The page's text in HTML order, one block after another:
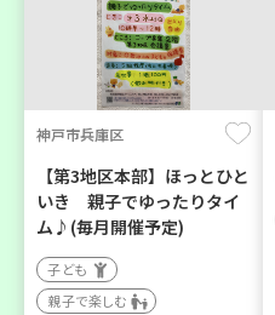
神戸市兵庫区
【第3地区本部】ほっとひと
いき 親子でゆったりタイ
ム♪(毎月開催予定)
子ども
親子で楽しむ